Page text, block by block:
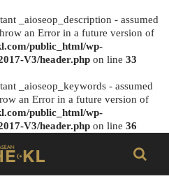
_aioseop_description - assumed
an Error in a future version of
public_html/wp-
V3/header.php on line 33
_aioseop_keywords - assumed
an Error in a future version of
public_html/wp-
V3/header.php on line 36